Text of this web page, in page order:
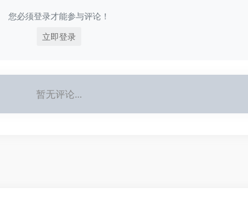
您必须登录才能参与评论！
立即登录
暂无评论...